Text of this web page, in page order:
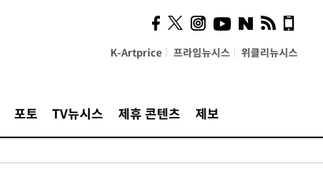
K-Artprice 프라임뉴시스 위클리뉴시스
포토 TV뉴시스 제휴 콘텐츠 제보
시, 스마트폰 액세서리에
NFC 더했다